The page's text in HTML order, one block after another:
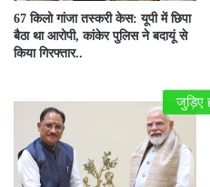
67 किलो गांजा तस्करी केस: यूपी में छिपा
बैठा था आरोपी, कांकेर पुलिस ने बदायूं से
किया गिरफ्तार..